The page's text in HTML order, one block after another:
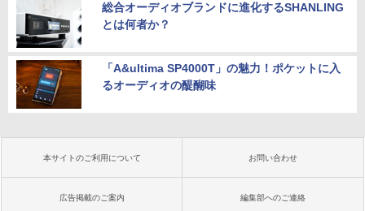
総合オーディオブランドに進化するSHANLING
とは何者か？
「A&ultima SP4000T」の魅力！ポケットに入
るオーディオの醍醐味
本サイトのご利用について お問い合わせ
広告掲載のご案内 編集部へのご連絡